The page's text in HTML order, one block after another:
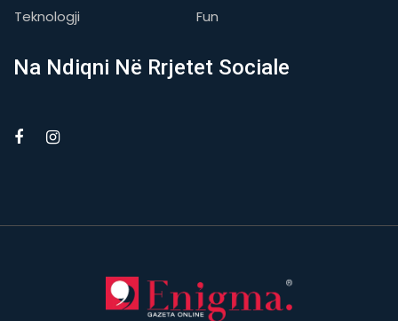
Teknologji
Fun
Na Ndiqni Në Rrjetet Sociale